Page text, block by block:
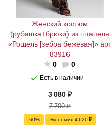
Женский костюм
(рубашка+брюки) из штапеля
«Рошель [зебра бежевая]» арт
83916
0
0
Есть в наличии
3 080₽
7 700₽
-60% Экономия 4 620₽